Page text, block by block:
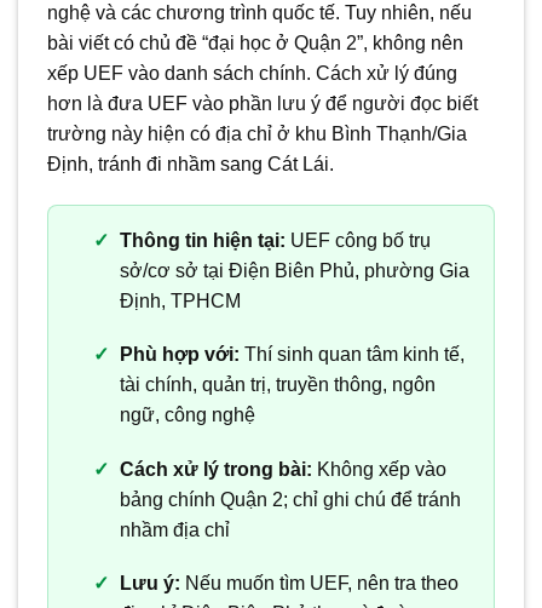
nghệ và các chương trình quốc tế. Tuy nhiên, nếu
bài viết có chủ đề “đại học ở Quận 2”, không nên
xếp UEF vào danh sách chính. Cách xử lý đúng
hơn là đưa UEF vào phần lưu ý để người đọc biết
trường này hiện có địa chỉ ở khu Bình Thạnh/Gia
Định, tránh đi nhầm sang Cát Lái.
Thông tin hiện tại: UEF công bố trụ
sở/cơ sở tại Điện Biên Phủ, phường Gia
Định, TPHCM
Phù hợp với: Thí sinh quan tâm kinh tế,
tài chính, quản trị, truyền thông, ngôn
ngữ, công nghệ
Cách xử lý trong bài: Không xếp vào
bảng chính Quận 2; chỉ ghi chú để tránh
nhầm địa chỉ
Lưu ý: Nếu muốn tìm UEF, nên tra theo